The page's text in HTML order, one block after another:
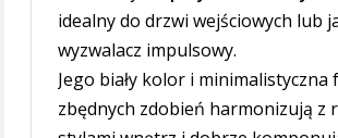
idealny do drzwi wejściowych lub
wyzwalacz impulsowy.
Jego biały kolor i minimalistyczna
zbędnych zdobień harmonizują z